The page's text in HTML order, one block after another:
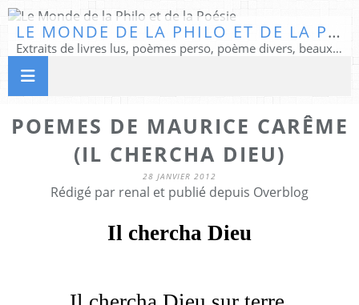
LE MONDE DE LA PHILO ET DE LA POÉSIE
Extraits de livres lus, poèmes perso, poème divers, beaux textes...
POEMES DE MAURICE CARÊME
(IL CHERCHA DIEU)
28 JANVIER 2012
Rédigé par renal et publié depuis Overblog
Il chercha Dieu